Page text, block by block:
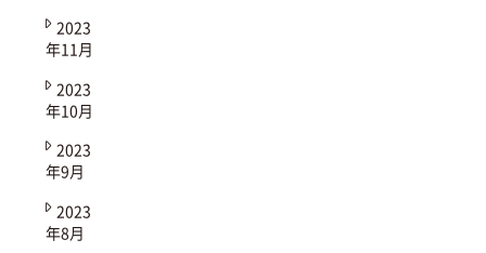
2023
年11月
2023
年10月
2023
年9月
2023
年8月